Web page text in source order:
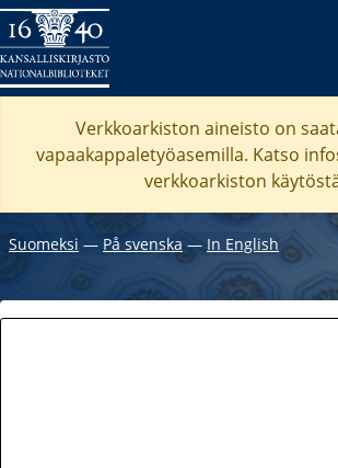
Verkkoarkiston aineisto on
vapaakappaletyöasemilla. Katso
verkkoarkiston
Suomeksi ― På svenska― In English